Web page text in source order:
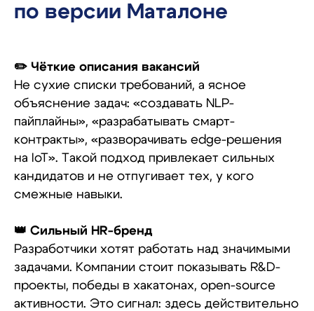
по версии Маталоне
✏️ Чёткие описания вакансий
Не сухие списки требований, а ясное
объяснение задач: «создавать NLP-
пайплайны», «разрабатывать смарт-
контракты», «разворачивать edge-решения
на IoT». Такой подход привлекает сильных
кандидатов и не отпугивает тех, у кого
смежные навыки.
👑 Сильный HR-бренд
Разработчики хотят работать над значимыми
задачами. Компании стоит показывать R&D-
проекты, победы в хакатонах, open-source
активности. Это сигнал: здесь действительно